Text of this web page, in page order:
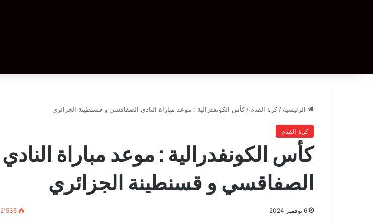
الرئيسية / كرة القدم / كأس الكونفدرالية : موعد مباراة النادي الصفاقسي و قسنطينة الجزائري
كرة القدم
كأس الكونفدرالية : موعد مباراة النادي
الصفاقسي و قسنطينة الجزائري
6 نوفمبر 2024 2٬535